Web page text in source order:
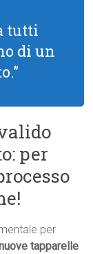
tutti
di un
per
per
tapparelle